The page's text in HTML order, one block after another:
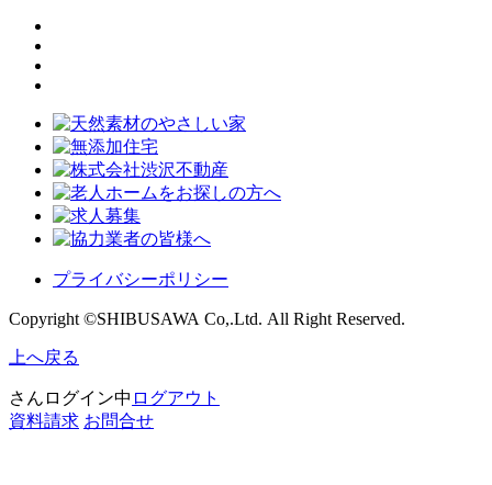
プライバシーポリシー
Copyright ©SHIBUSAWA Co,.Ltd. All Right Reserved.
上へ戻る
さんログイン中 ログアウト
資料請求 お問合せ